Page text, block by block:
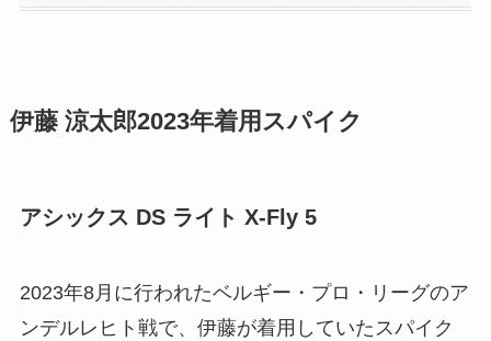
伊藤 涼太郎2023年着用スパイク
アシックス DS ライト X-Fly 5
2023年8月に行われたベルギー・プロ・リーグのア
ンデルレヒト戦で、伊藤が着用していたスパイク